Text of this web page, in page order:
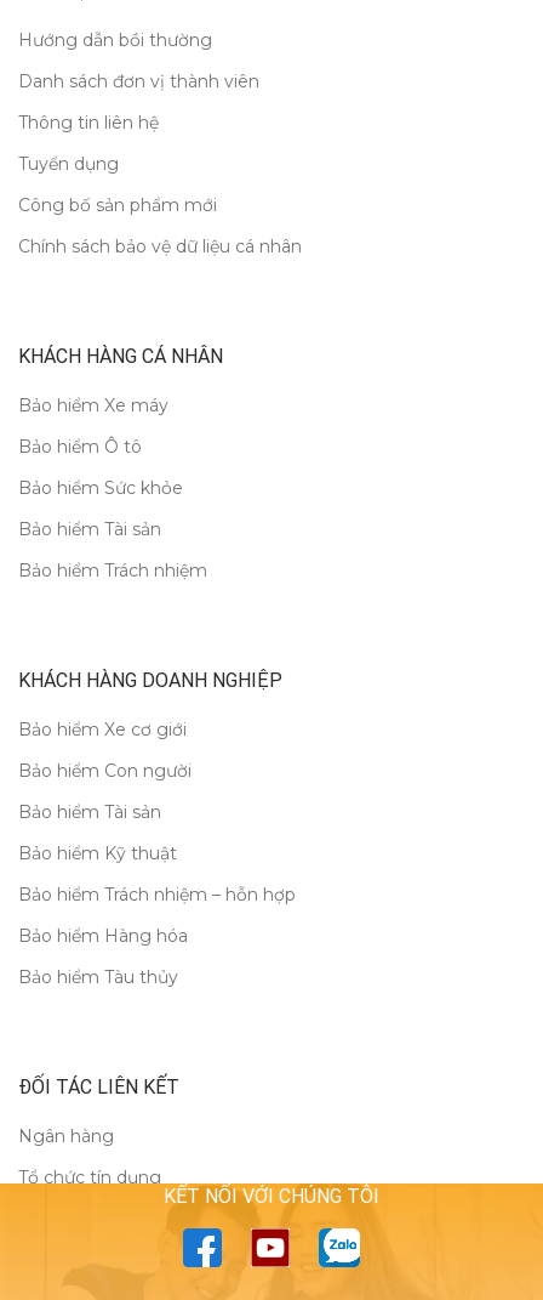
Hướng dẫn bồi thường
Danh sách đơn vị thành viên
Thông tin liên hệ
Tuyển dụng
Công bố sản phẩm mới
Chính sách bảo vệ dữ liệu cá nhân
KHÁCH HÀNG CÁ NHÂN
Bảo hiểm Xe máy
Bảo hiểm Ô tô
Bảo hiểm Sức khỏe
Bảo hiểm Tài sản
Bảo hiểm Trách nhiệm
KHÁCH HÀNG DOANH NGHIỆP
Bảo hiểm Xe cơ giới
Bảo hiểm Con người
Bảo hiểm Tài sản
Bảo hiểm Kỹ thuật
Bảo hiểm Trách nhiệm – hỗn hợp
Bảo hiểm Hàng hóa
Bảo hiểm Tàu thủy
ĐỐI TÁC LIÊN KẾT
Ngân hàng
Tổ chức tín dụng
KẾT NỐI VỚI CHÚNG TÔI